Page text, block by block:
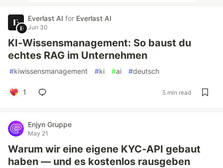
Everlast AI for Everlast AI
Jun 30
KI-Wissensmanagement: So baust du
echtes RAG im Unternehmen
#kiwissensmanagement #ki #ai #deutsch
1 5 min read
Enjyn Gruppe
May 21
Warum wir eine eigene KYC-API gebaut
haben — und es kostenlos rausgeben